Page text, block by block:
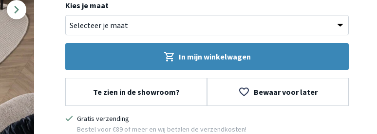
Kies je maat
In mijn winkelwagen
Te zien in de showroom? Bewaar voor later
Gratis verzending
Bestel voor €89 of meer en wij betalen de verzendkosten!